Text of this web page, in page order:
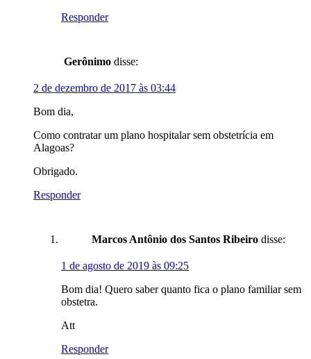
Responder
Gerônimo disse:
2 de dezembro de 2017 às 03:44
Bom dia,
Como contratar um plano hospitalar sem obstetrícia em
Alagoas?
Obrigado.
Responder
Marcos Antônio dos Santos Ribeiro disse:
1 de agosto de 2019 às 09:25
Bom dia! Quero saber quanto fica o plano familiar sem
obstetra.
Att
Responder